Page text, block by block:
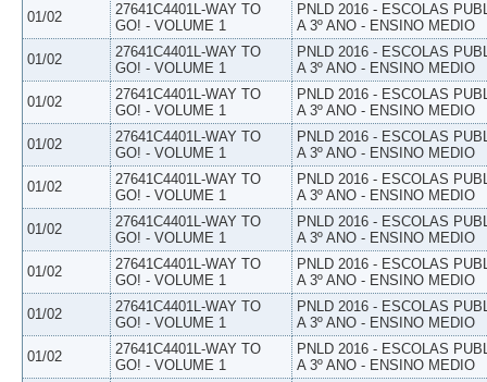
01/02
27641C4401L-WAY TO
GO! - VOLUME 1
PNLD 2016 - ESCOLAS
A 3º ANO - ENSINO MEDIO
01/02
27641C4401L-WAY TO
GO! - VOLUME 1
PNLD 2016 - ESCOLAS
A 3º ANO - ENSINO MEDIO
01/02
27641C4401L-WAY TO
GO! - VOLUME 1
PNLD 2016 - ESCOLAS
A 3º ANO - ENSINO MEDIO
01/02
27641C4401L-WAY TO
GO! - VOLUME 1
PNLD 2016 - ESCOLAS
A 3º ANO - ENSINO MEDIO
01/02
27641C4401L-WAY TO
GO! - VOLUME 1
PNLD 2016 - ESCOLAS
A 3º ANO - ENSINO MEDIO
01/02
27641C4401L-WAY TO
GO! - VOLUME 1
PNLD 2016 - ESCOLAS
A 3º ANO - ENSINO MEDIO
01/02
27641C4401L-WAY TO
GO! - VOLUME 1
PNLD 2016 - ESCOLAS
A 3º ANO - ENSINO MEDIO
01/02
27641C4401L-WAY TO
GO! - VOLUME 1
PNLD 2016 - ESCOLAS
A 3º ANO - ENSINO MEDIO
01/02
27641C4401L-WAY TO
GO! - VOLUME 1
PNLD 2016 - ESCOLAS
A 3º ANO - ENSINO MEDIO